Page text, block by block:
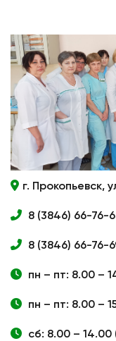
г. Прокопьевск,
8 (3846) 66-76-
8 (3846) 66-76-
пн – пт: 8.00 –
пн – пт: 8.00 –
сб: 8.00 –